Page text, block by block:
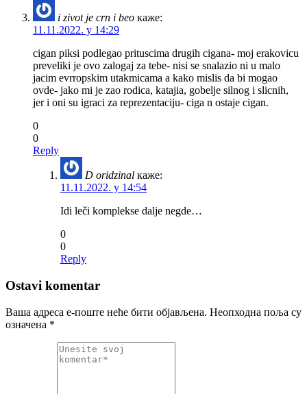
i zivot je crn i beo каже:
11.11.2022. у 14:29
cigan piksi podlegao prituscima drugih cigana- moj erakovicu
preveliki je ovo zalogaj za tebe- nisi se snalazio ni u malo
jacim evrropskim utakmicama a kako mislis da bi mogao
ovde- jako mi je zao rodica, katajia, gobelje silnog i slicnih,
jer i oni su igraci za reprezentaciju- ciga n ostaje cigan.
0
0
Reply
D oridzinal каже:
11.11.2022. у 14:54
Idi leči komplekse dalje negde…
0
0
Reply
Ostavi komentar
Ваша адреса е-поште неће бити објављена. Неопходна поља су
означена *